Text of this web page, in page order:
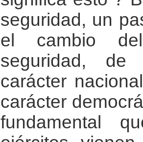
seguridad, un
el cambio
seguridad,
carácter
carácter
fundamental